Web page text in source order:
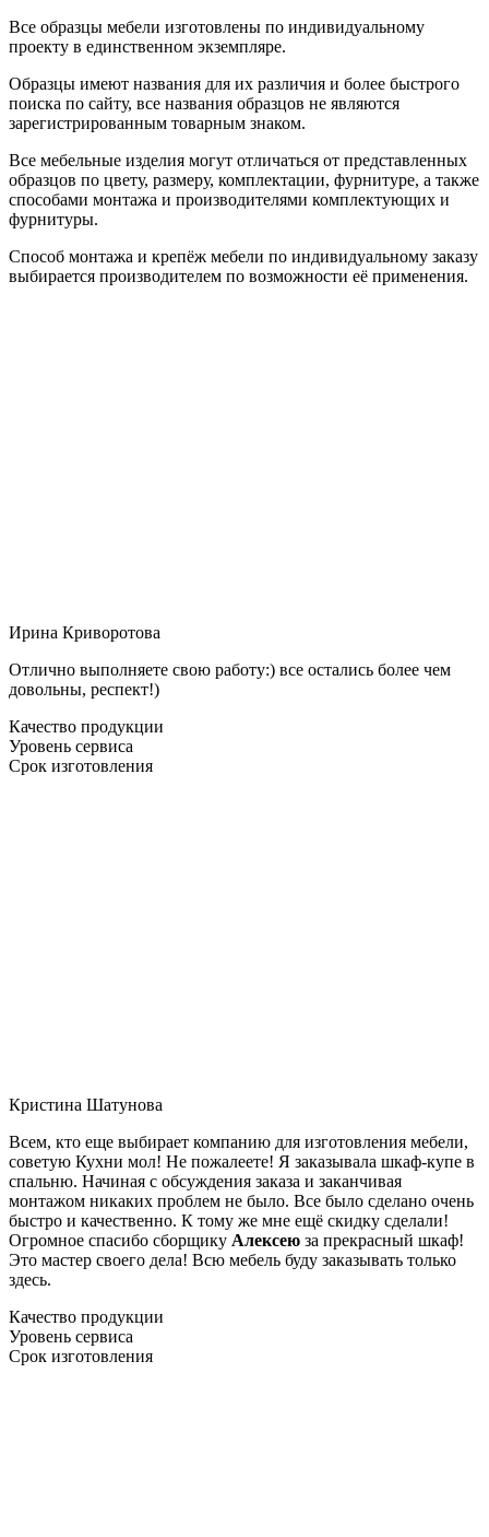
Все образцы мебели изготовлены по индивидуальному
проекту в единственном экземпляре.
Образцы имеют названия для их различия и более быстрого
поиска по сайту, все названия образцов не являются
зарегистрированным товарным знаком.
Все мебельные изделия могут отличаться от представленных
образцов по цвету, размеру, комплектации, фурнитуре, а также
способами монтажа и производителями комплектующих и
фурнитуры.
Способ монтажа и крепёж мебели по индивидуальному заказу
выбирается производителем по возможности её применения.
Ирина Криворотова
Отлично выполняете свою работу:) все остались более чем
довольны, респект!)
Качество продукции
Уровень сервиса
Срок изготовления
Кристина Шатунова
Всем, кто еще выбирает компанию для изготовления мебели,
советую Кухни мол! Не пожалеете! Я заказывала шкаф-купе в
спальню. Начиная с обсуждения заказа и заканчивая
монтажом никаких проблем не было. Все было сделано очень
быстро и качественно. К тому же мне ещё скидку сделали!
Огромное спасибо сборщику Алексею за прекрасный шкаф!
Это мастер своего дела! Всю мебель буду заказывать только
здесь.
Качество продукции
Уровень сервиса
Срок изготовления